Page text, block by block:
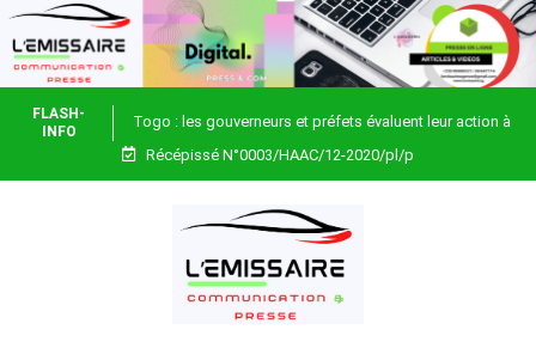
FLASH-
INFO
Togo : les gouverneurs et préfets évaluent leur action à
Blitta
Récépissé N°0003/HAAC/12-2020/pl/p